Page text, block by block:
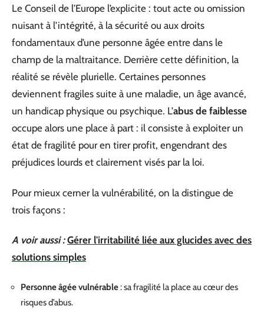
Le Conseil de l’Europe l’explicite : tout acte ou omission
nuisant à l’intégrité, à la sécurité ou aux droits
fondamentaux d’une personne âgée entre dans le
champ de la maltraitance. Derrière cette définition, la
réalité se révèle plurielle. Certaines personnes
deviennent fragiles suite à une maladie, un âge avancé,
un handicap physique ou psychique. L’abus de faiblesse
occupe alors une place à part : il consiste à exploiter un
état de fragilité pour en tirer profit, engendrant des
préjudices lourds et clairement visés par la loi.
Pour mieux cerner la vulnérabilité, on la distingue de
trois façons :
A voir aussi : Gérer l'irritabilité liée aux glucides avec des
solutions simples
Personne âgée vulnérable: sa fragilité la place au cœur des
risques d’abus.